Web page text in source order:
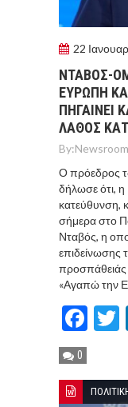
22
ΝΤΑΒΟΣ-
ΕΥΡΩΠΗ
ΠΗΓΑΙΝΕΙ
ΛΑΘΟΣ
By:
Ο πρόεδρος
δήλωσε ότι,
κατεύθυνση,
σήμερα στο
Νταβός, η
επιδείνωσης
προσπάθειάς
«Αγαπώ την
0